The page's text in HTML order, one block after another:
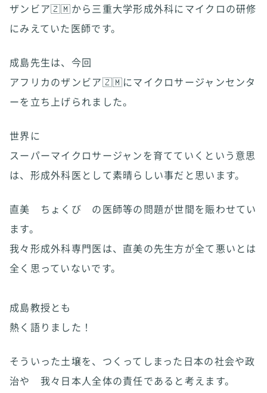
ザンビア🇿🇲から三重大学形成外科にマイクロの研修
にみえていた医師です。
成島先生は、今回
アフリカのザンビア🇿🇲にマイクロサージャンセンタ
ーを立ち上げられました。
世界に
スーパーマイクロサージャンを育てていくという意思
は、形成外科医として素晴らしい事だと思います。
直美 ちょくび の医師等の問題が世間を賑わせてい
ます。
我々形成外科専門医は、直美の先生方が全て悪いとは
全く思っていないです。
成島教授とも
熱く語りました！
そういった土壌を、つくってしまった日本の社会や政
治や 我々日本人全体の責任であると考えます。